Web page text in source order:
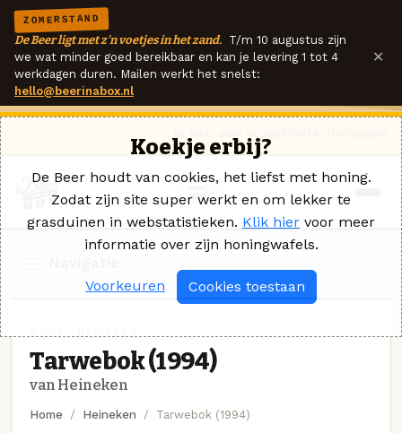
ZOMERSTAND
De Beer ligt met z'n voetjes in het zand. T/m 10 augustus zijn
we wat minder goed bereikbaar en kan je levering 1 tot 4
werkdagen duren. Mailen werkt het snelst:
hello@beerinabox.nl
×
Tarwebok (1994)
van Heineken
Home Heineken Tarwebok (1994)
Koekje erbij?
De Beer houdt van cookies, het liefst met honing.
Zodat zijn site super werkt en om lekker te
grasduinen in webstatistieken. Klik hier voor meer
informatie over zijn honingwafels.
Voorkeuren Cookies toestaan